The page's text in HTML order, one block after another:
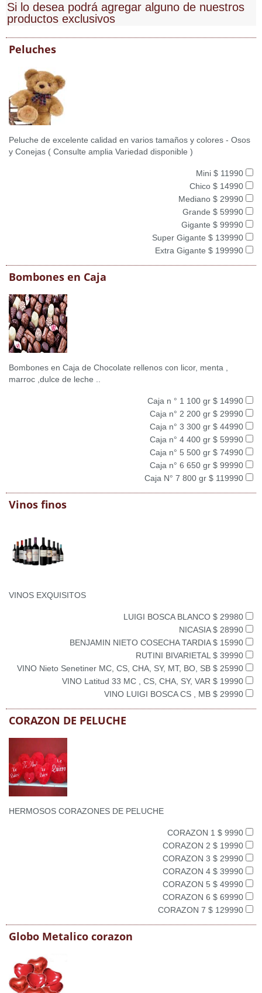
Si lo desea podrá agregar alguno de nuestros
productos exclusivos
Peluches
Peluche de excelente calidad en varios tamaños y colores - Osos
y Conejas ( Consulte amplia Variedad disponible )
Mini $ 11990
Chico $ 14990
Mediano $ 29990
Grande $ 59990
Gigante $ 99990
Super Gigante $ 139990
Extra Gigante $ 199990
Bombones en Caja
Bombones en Caja de Chocolate rellenos con licor, menta ,
marroc ,dulce de leche ..
Caja n ° 1 100 gr $ 14990
Caja n° 2 200 gr $ 29990
Caja n° 3 300 gr $ 44990
Caja n° 4 400 gr $ 59990
Caja n° 5 500 gr $ 74990
Caja n° 6 650 gr $ 99990
Caja N° 7 800 gr $ 119990
Vinos finos
VINOS EXQUISITOS
LUIGI BOSCA BLANCO $ 29980
NICASIA $ 28990
BENJAMIN NIETO COSECHA TARDIA $ 15990
RUTINI BIVARIETAL $ 39990
VINO Nieto Senetiner MC, CS, CHA, SY, MT, BO, SB $ 25990
VINO Latitud 33 MC , CS, CHA, SY, VAR $ 19990
VINO LUIGI BOSCA CS , MB $ 29990
CORAZON DE PELUCHE
HERMOSOS CORAZONES DE PELUCHE
CORAZON 1 $ 9990
CORAZON 2 $ 19990
CORAZON 3 $ 29990
CORAZON 4 $ 39990
CORAZON 5 $ 49990
CORAZON 6 $ 69990
CORAZON 7 $ 129990
Globo Metalico corazon